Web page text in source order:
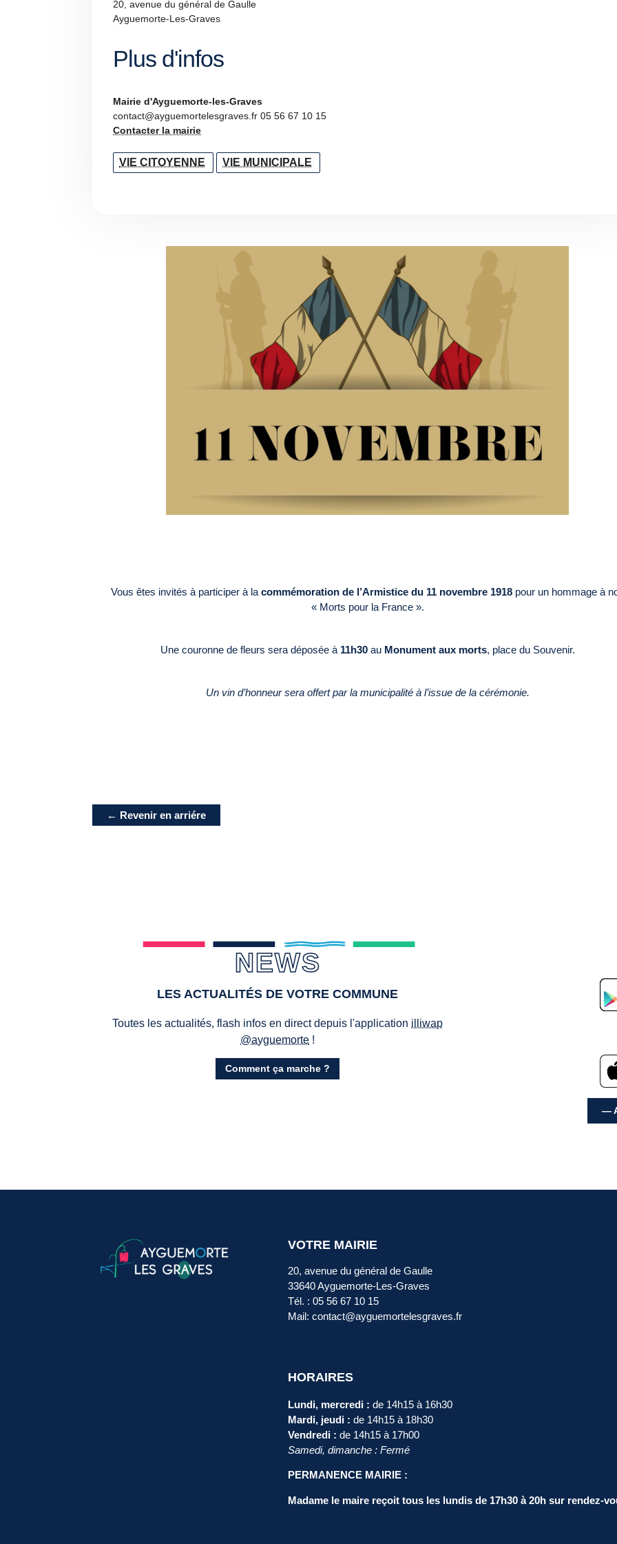
20, avenue du général de Gaulle
Ayguemorte-Les-Graves
Plus d'infos
Mairie d'Ayguemorte-les-Graves
contact@ayguemortelesgraves.fr 05 56 67 10 15
Contacter la mairie
VIE CITOYENNE VIE MUNICIPALE
Vous êtes invités à participer à la commémoration de l’Armistice du 11 novembre 1918 pour un hommage à
« Morts pour la France ».
Une couronne de fleurs sera déposée à 11h30au Monument aux morts, place du Souvenir.
Un vin d’honneur sera offert par la municipalité à l’issue de la cérémonie.
← Revenir en arriére
NEWS
LES ACTUALITÉS DE VOTRE COMMUNE
Toutes les actualités, flash infos en direct depuis l'application illiwap
@ayguemorte !
Comment ça marche ?
—
VOTRE MAIRIE
20, avenue du général de Gaulle
33640 Ayguemorte-Les-Graves
Tél. : 05 56 67 10 15
Mail: contact@ayguemortelesgraves.fr
HORAIRES
Lundi, mercredi : de 14h15 à 16h30
Mardi, jeudi : de 14h15 à 18h30
Vendredi : de 14h15 à 17h00
Samedi, dimanche : Fermé
PERMANENCE MAIRIE :
Madame le maire reçoit tous les lundis de 17h30 à 20h sur rendez-